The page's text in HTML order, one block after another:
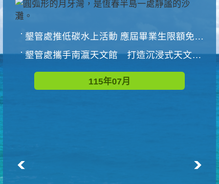
墾管處推低碳水上活動 應屆畢業生限額免費參加
墾管處攜手南瀛天文館 打造沉浸式天文探索營隊
115年07月